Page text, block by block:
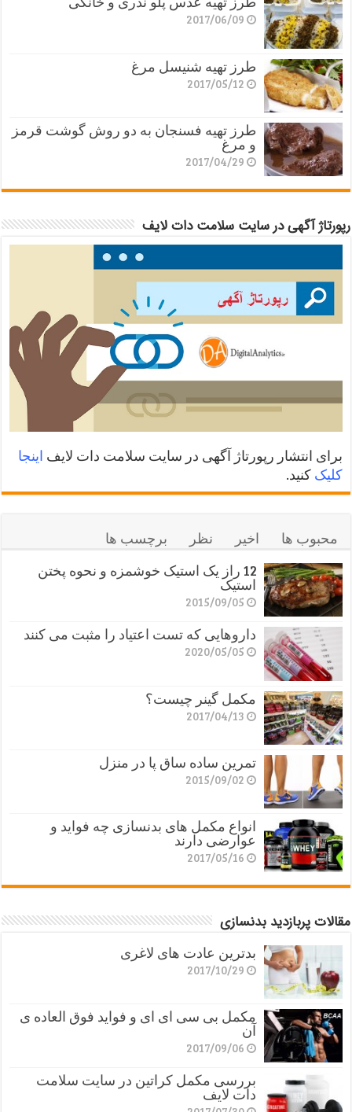
2017/06/09
طرز تهیه شنیسل مرغ
2017/05/12
طرز تهیه فسنجان به دو روش گوشت قرمز
و مرغ
2017/04/29
رپورتاژ آگهی در سایت سلامت دات لایف
برای انتشار رپورتاژ آگهی در سایت سلامت دات لایف اینجا
کلیک کنید.
محبوب ها اخیر نظر
برچسب ها
12 راز یک استیک خوشمزه و نحوه پختن
استیک
2015/09/05
داروهایی که تست اعتیاد را مثبت می کنند
2020/05/05
مکمل گینر چیست؟
2017/04/13
تمرین ساده ساق پا در منزل
2015/09/02
انواع مکمل های بدنسازی چه فواید و
عوارضی دارند
2017/05/16
مقالات پربازدید بدنسازی
بدترین عادت های لاغری
2017/10/29
مکمل بی سی ای ای و فواید فوق العاده ی
آن
2017/09/06
بررسی مکمل کراتین در سایت سلامت
دات لایف